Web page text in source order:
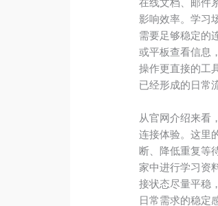
影响效率。学习
需要足够稳定的
或平板查看信息
操作更直接的工
已经形成的日常
从官网介绍来看
连接体验。这里
断、降低重复等
家中进行学习资
接状态尽量平稳
日常需求的稳定